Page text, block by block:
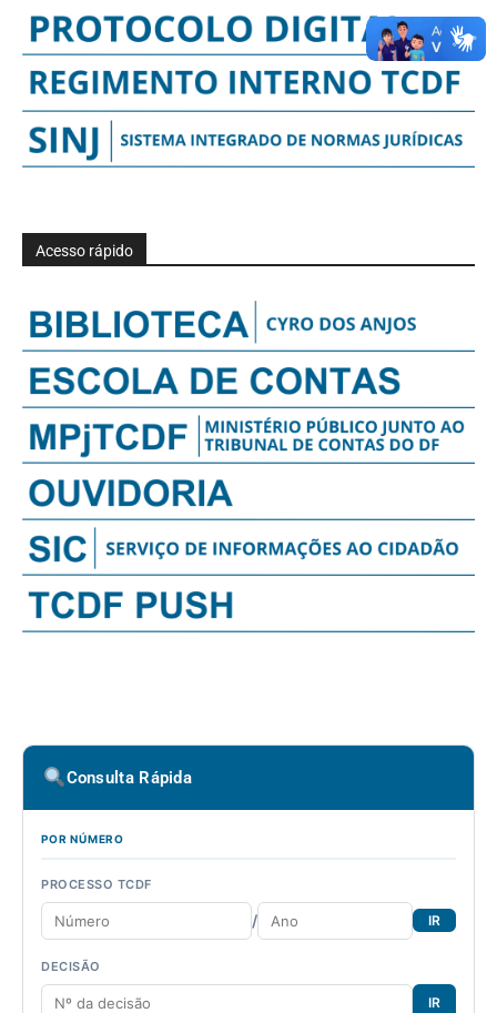
Acesso rápido
Consulta Rápida
POR NÚMERO
PROCESSO TCDF
/ IR
DECISÃO
IR